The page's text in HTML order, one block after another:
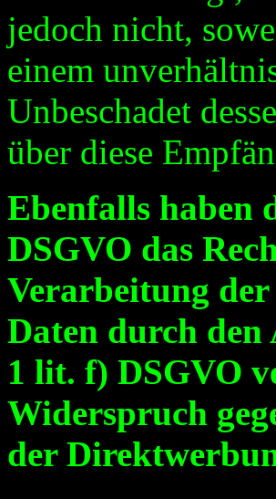
jedoch nicht,
einem
Unbeschadet
über diese
Ebenfalls haben
DSGVO das
Verarbeitung der
Daten durch
1 lit. f) DSGVO
Widerspruch
der